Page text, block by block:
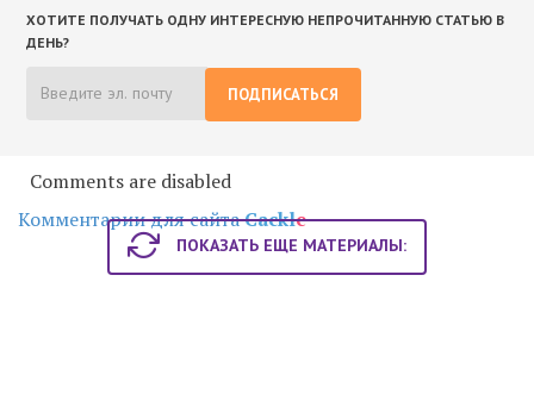
ХОТИТЕ ПОЛУЧАТЬ ОДНУ ИНТЕРЕСНУЮ НЕПРОЧИТАННУЮ СТАТЬЮ В
ДЕНЬ?
ПОДПИСАТЬСЯ
Comments are disabled
Комментарии для сайтаCackle
ПОКАЗАТЬ ЕЩЕ МАТЕРИАЛЫ: